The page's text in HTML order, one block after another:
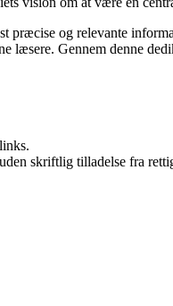
og relevante
læsere. Gennem denne
skriftlig tilladelse fra